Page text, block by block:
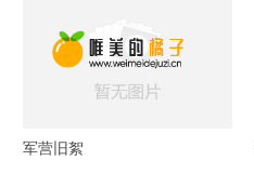
军营旧絮